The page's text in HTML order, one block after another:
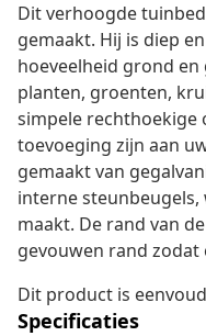
Dit verhoogde
gemaakt. Hij is diep
hoeveelheid grond
planten, groenten,
simpele rechthoekige
toevoeging zijn aan
gemaakt van
interne
maakt. De rand van
gevouwen rand zodat
Dit product is
Specificaties